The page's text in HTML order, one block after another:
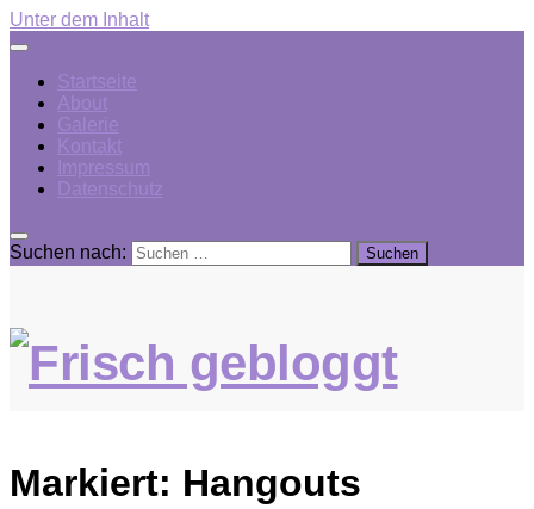
Unter dem Inhalt
Startseite
About
Galerie
Kontakt
Impressum
Datenschutz
Suchen nach:
Markiert: Hangouts